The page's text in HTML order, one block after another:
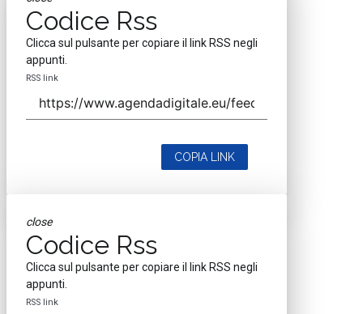
Codice Rss
Clicca sul pulsante per copiare il link RSS negli
appunti.
RSS link
COPIA LINK
close
Codice Rss
Clicca sul pulsante per copiare il link RSS negli
appunti.
RSS link